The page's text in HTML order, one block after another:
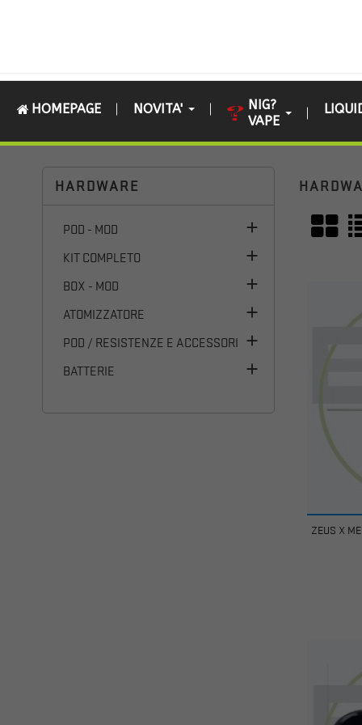
HOMEPAGE NOVITA'
NIG?
VAPE
HARDWARE
POD - MOD 
KIT COMPLETO 
BOX - MOD 
ATOMIZZATORE 
POD / RESISTENZE E ACCESSORI 
BATTERIE 
ZEUS X